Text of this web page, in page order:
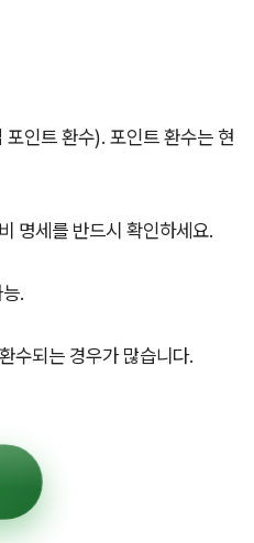
인트 환수). 포인트 환수는 현
명세를 반드시 확인하세요.
.
수되는 경우가 많습니다.